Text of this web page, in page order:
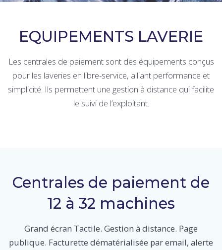
EQUIPEMENTS LAVERIE
Les centrales de paiement sont des équipements conçus
pour les laveries en libre-service, alliant performance et
simplicité. Ils permettent une gestion à distance qui facilite
le suivi de l’exploitant.
Centrales de paiement de
12 à 32 machines
Grand écran Tactile. Gestion à distance. Page
publique. Facturette dématérialisée par email, alerte